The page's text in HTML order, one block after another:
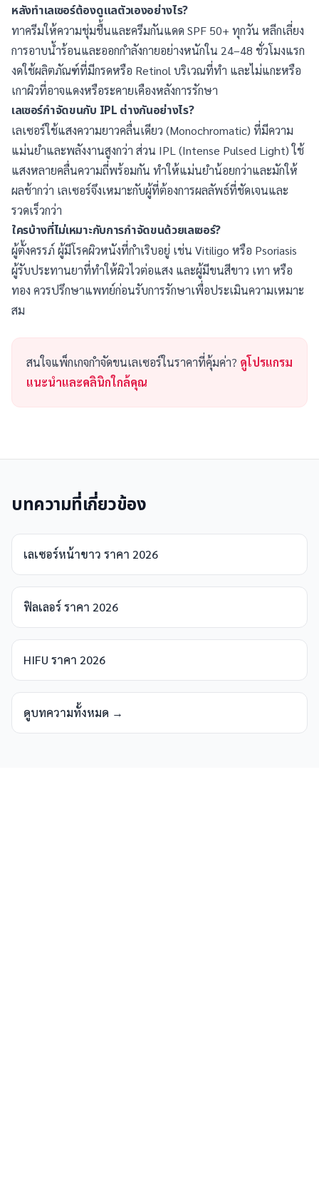
หลังทำเลเซอร์ต้องดูแลตัวเองอย่างไร?
ทาครีมให้ความชุ่มชื้นและครีมกันแดด SPF 50+ ทุกวัน หลีกเลี่ยง
การอาบน้ำร้อนและออกกำลังกายอย่างหนักใน 24–48 ชั่วโมงแรก
งดใช้ผลิตภัณฑ์ที่มีกรดหรือ Retinol บริเวณที่ทำ และไม่แกะหรือ
เกาผิวที่อาจแดงหรือระคายเคืองหลังการรักษา
เลเซอร์กำจัดขนกับ IPL ต่างกันอย่างไร?
เลเซอร์ใช้แสงความยาวคลื่นเดียว (Monochromatic) ที่มีความ
แม่นยำและพลังงานสูงกว่า ส่วน IPL (Intense Pulsed Light) ใช้
แสงหลายคลื่นความถี่พร้อมกัน ทำให้แม่นยำน้อยกว่าและมักให้
ผลช้ากว่า เลเซอร์จึงเหมาะกับผู้ที่ต้องการผลลัพธ์ที่ชัดเจนและ
รวดเร็วกว่า
ใครบ้างที่ไม่เหมาะกับการกำจัดขนด้วยเลเซอร์?
ผู้ตั้งครรภ์ ผู้มีโรคผิวหนังที่กำเริบอยู่ เช่น Vitiligo หรือ Psoriasis
ผู้รับประทานยาที่ทำให้ผิวไวต่อแสง และผู้มีขนสีขาว เทา หรือ
ทอง ควรปรึกษาแพทย์ก่อนรับการรักษาเพื่อประเมินความเหมาะ
สม
สนใจแพ็กเกจกำจัดขนเลเซอร์ในราคาที่คุ้มค่า? ดูโปรแกรม
แนะนำและคลินิกใกล้คุณ
บทความที่เกี่ยวข้อง
เลเซอร์หน้าขาว ราคา 2026
ฟิลเลอร์ ราคา 2026
HIFU ราคา 2026
ดูบทความทั้งหมด →